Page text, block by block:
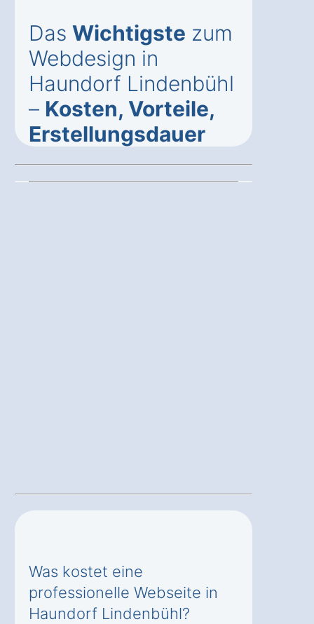
Das Wichtigste zum
Webdesign in
Haundorf Lindenbühl
– Kosten, Vorteile,
Erstellungsdauer
Was kostet eine
professionelle Webseite in
Haundorf Lindenbühl?